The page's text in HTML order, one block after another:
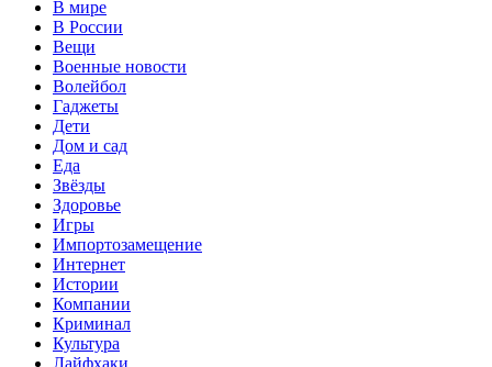
В мире
В России
Вещи
Военные новости
Волейбол
Гаджеты
Дети
Дом и сад
Еда
Звёзды
Здоровье
Игры
Импортозамещение
Интернет
Истории
Компании
Криминал
Культура
Лайфхаки